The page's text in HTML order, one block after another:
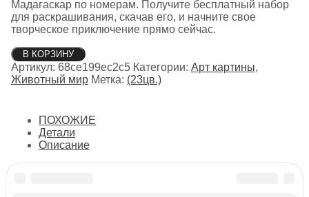
Мадагаскар по номерам. Получите бесплатный набор
для раскрашивания, скачав его, и начните свое
творческое приключение прямо сейчас.
Количество
товара
Мадагаскар
В КОРЗИНУ
Артикул: 68ce199ec2c5 Категории: Арт картины,
Животный мир Метка: (23цв.)
ПОХОЖИЕ
Детали
Описание